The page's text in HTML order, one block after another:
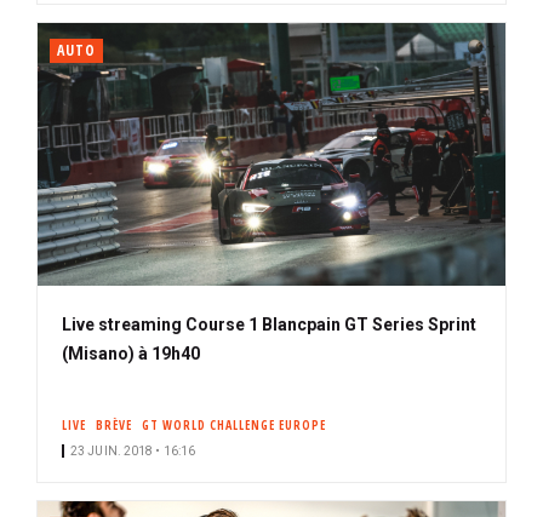
AUTO
Live streaming Course 1 Blancpain GT Series Sprint
(Misano) à 19h40
LIVE BRÈVE GT WORLD CHALLENGE EUROPE
23 JUIN. 2018 • 16:16